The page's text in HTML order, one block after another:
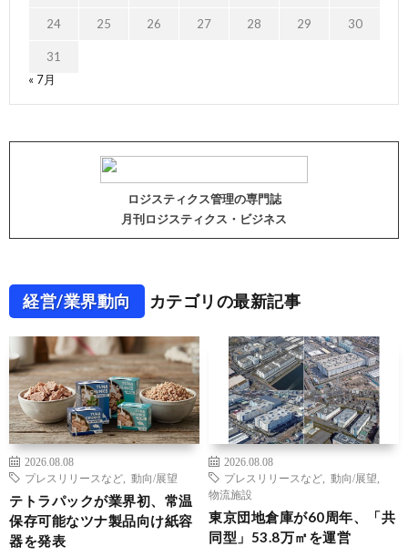
24 25 26 27 28 29 30
31
« 7月
ロジスティクス管理の専門誌
月刊ロジスティクス・ビジネス
経営/業界動向 カテゴリの最新記事
2026.08.08
プレスリリースなど
動向/展望
テトラパックが業界初、常温
保存可能なツナ製品向け紙容
器を発表
2026.08.08
プレスリリースなど
動向/展望
物流施設
東京団地倉庫が60周年、「共
同型」53.8万㎡を運営